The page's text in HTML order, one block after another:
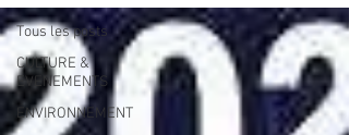
Tous les posts
CULTURE &
EVENEMENTS
ENVIRONNEMENT